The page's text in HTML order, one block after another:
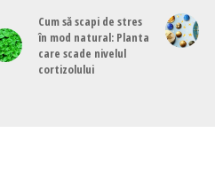
Cum să scapi de stres
în mod natural: Planta
care scade nivelul
cortizolului